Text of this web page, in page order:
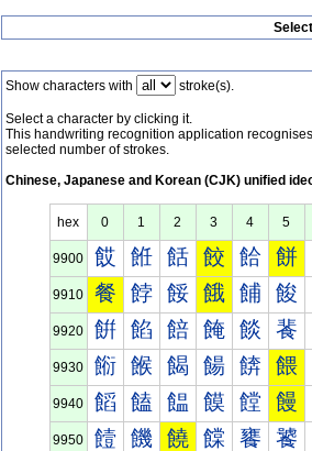
Show characters with stroke(s).
Select a character by clicking it.
This handwriting recognition application
selected number of strokes.
Chinese, Japanese and Korean (CJK) unified
hex 0 1 2 3 4 5
9900 餀 餁 餂 餃 餄 餅
9910 餐 餑 餒 餓 餔 餕
9920 餠 餡 餢 餣 餤 餥
9930 餰 餱 餲 餳 餴 餵
9940 饀 饁 饂 饃 饄 饅
9950 饐 饑 饒 饓 饔 饕